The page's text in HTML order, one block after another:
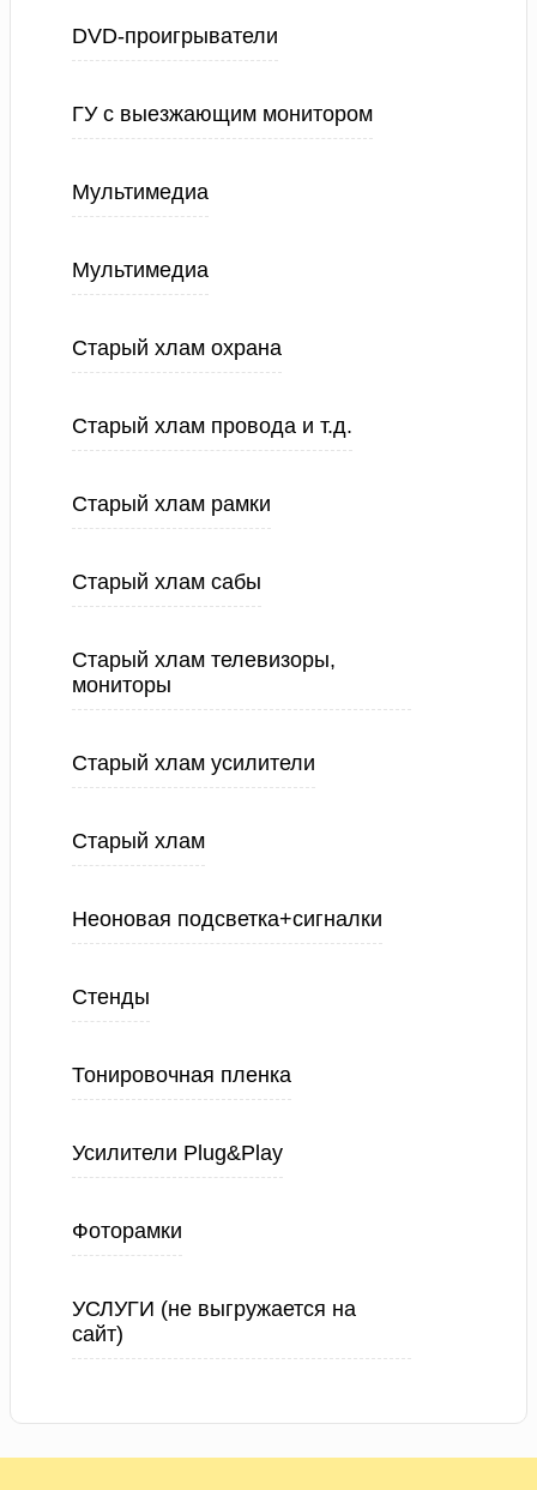
DVD-проигрыватели
ГУ с выезжающим монитором
Мультимедиа
Мультимедиа
Старый хлам охрана
Старый хлам провода и т.д.
Старый хлам рамки
Старый хлам сабы
Старый хлам телевизоры,
мониторы
Старый хлам усилители
Старый хлам
Неоновая подсветка+сигналки
Стенды
Тонировочная пленка
Усилители Plug&Play
Фоторамки
УСЛУГИ (не выгружается на
сайт)